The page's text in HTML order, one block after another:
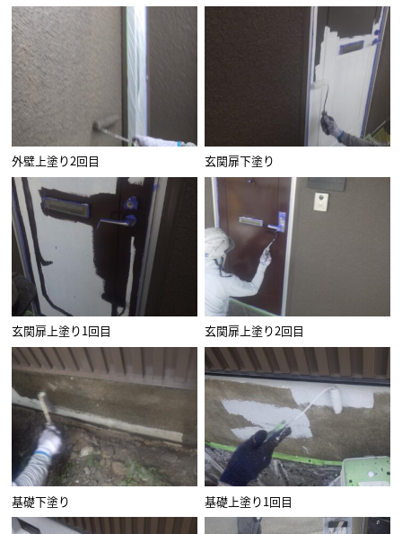
外壁上塗り2回目 玄関扉下塗り
玄関扉上塗り1回目 玄関扉上塗り2回目
基礎下塗り 基礎上塗り1回目